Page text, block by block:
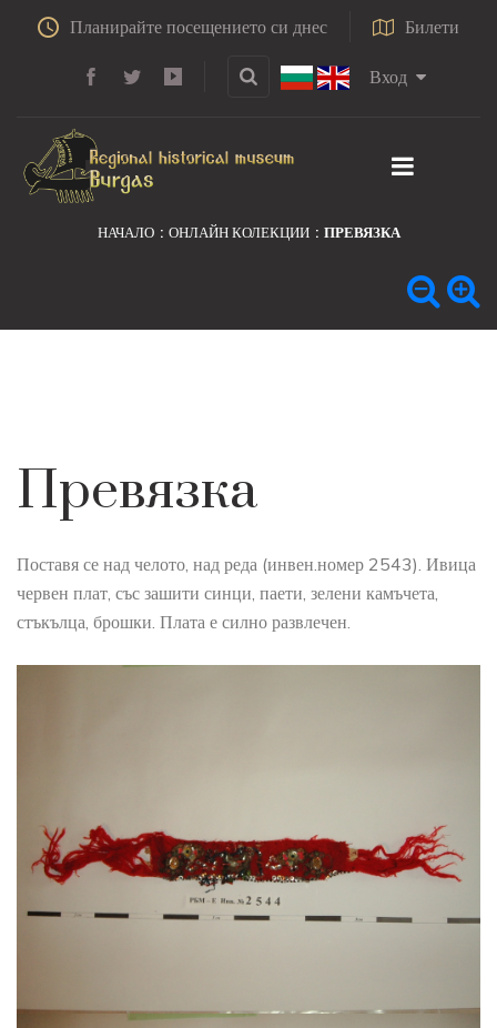
Планирайте посещението си днес Билети
Вход
НАЧАЛО ОНЛАЙН КОЛЕКЦИИ ПРЕВЯЗКА
Превязка
Поставя се над челото, над реда (инвен.номер 2543). Ивица
червен плат, със зашити синци, паети, зелени камъчета,
стъкълца, брошки. Плата е силно развлечен.